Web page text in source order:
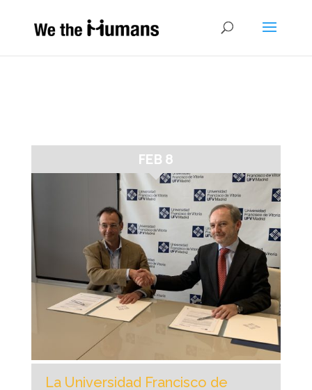
La Universidad Francisco de
FEB 8